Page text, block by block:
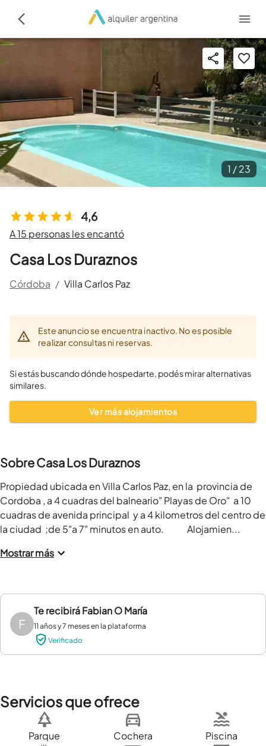
4,6
A 15 personas les encantó
Casa Los Duraznos
Córdoba / Villa Carlos Paz
1 /23
Este anuncio se encuentra inactivo. No es posible
realizar consultas ni reservas.
Si estás buscando dónde hospedarte, podés mirar alternativas
similares.
Ver más alojamientos
Sobre Casa Los Duraznos
Propiedad ubicada en Villa Carlos Paz, en la  provincia de
Cordoba , a 4 cuadras del balneario" Playas de Oro"  a 10
cuadras de avenida principal  y a 4 kilometros del centro de
la ciudad  ;de 5"a 7" minutos en auto.             Alojamien...
Mostrar más
F
Te recibiráFabian O María
11 años y 7 meses en la plataforma
Verificado
Servicios que ofrece
Parque Cochera Piscina